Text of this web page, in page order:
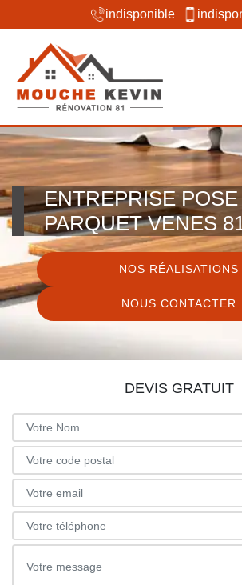
indisponible
ENTREPRISE
PARQUET VENES
NOS RÉALISATIONS
NOUS CONTACTER
DEVIS GRATUIT